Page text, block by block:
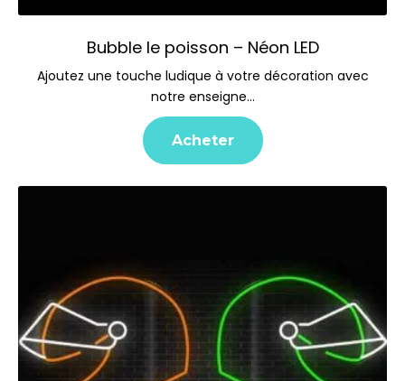
Bubble le poisson – Néon LED
Ajoutez une touche ludique à votre décoration avec
notre enseigne…
Acheter